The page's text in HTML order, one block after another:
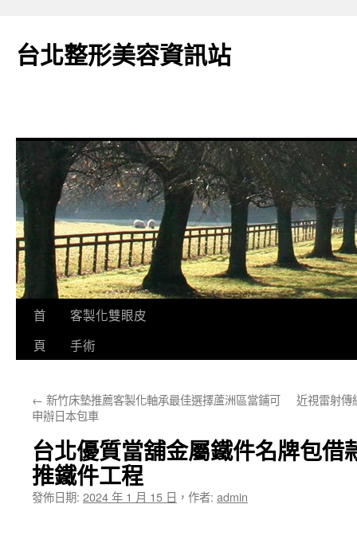
台北整形美容資訊站
跳
要
容
首
頁
客製化雙眼皮
手術
← 新竹床墊推薦客製化軸承最佳選擇蘆洲區當鋪可
申辦日本包車
近視雷射傳
台北優質當舖金屬鐵件名牌包借
推鐵件工程
發佈日期: 2024 年 1 月 15 日 ， 作者: admin